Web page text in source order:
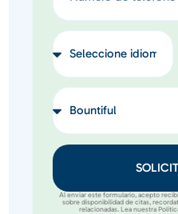
Al enviar este formulario, acepto
sobre disponibilidad de citas,
relacionadas. Lea nuestra